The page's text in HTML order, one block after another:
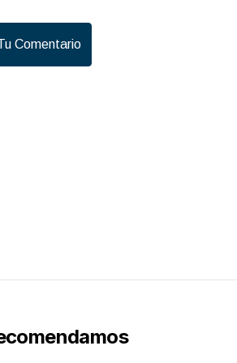
Comentario